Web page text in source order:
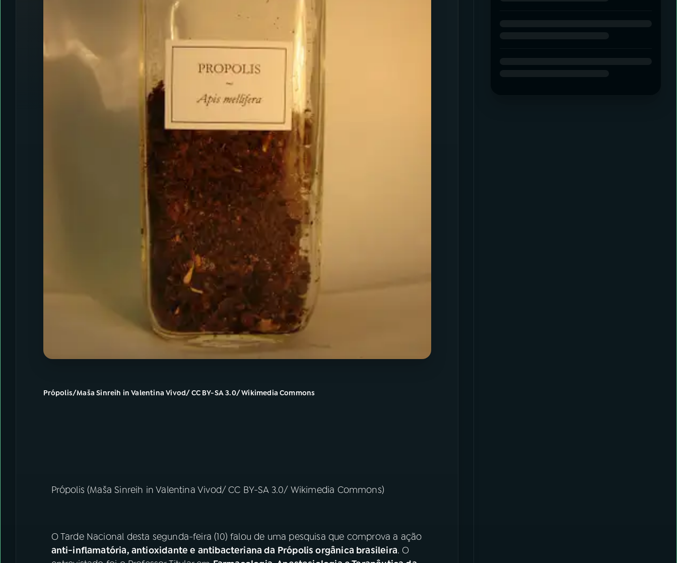
Própolis/Maša Sinreih in Valentina Vivod/ CC BY-SA 3.0/ Wikimedia Commons
Própolis (Maša Sinreih in Valentina Vivod/ CC BY-SA 3.0/ Wikimedia Commons)
O Tarde Nacional desta segunda-feira (10) falou de uma pesquisa que comprova a ação
anti-inflamatória, antioxidante e antibacteriana da Própolis orgânica brasileira. O